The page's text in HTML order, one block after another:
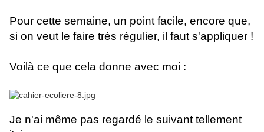
Pour cette semaine, un point facile, encore que,
si on veut le faire très régulier, il faut s'appliquer !
Voilà ce que cela donne avec moi :
Je n'ai même pas regardé le suivant tellement